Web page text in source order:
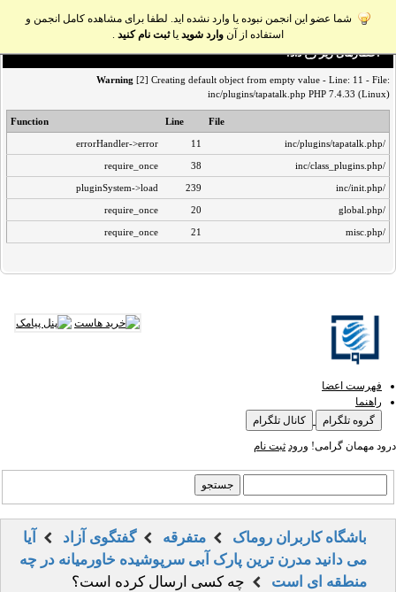
شما عضو این انجمن نبوده یا وارد نشده اید. لطفا برای مشاهده کامل انجمن و
استفاده از آن وارد شوید یاثبت نام کنید .
اخطار‌های زیر رخ داد:
Warning [2] Creating default object from empty value - Line: 11 - File:
inc/plugins/tapatalk.php PHP 7.4.33 (Linux)
File
Line
Function
/inc/plugins/tapatalk.php
11
errorHandler->error
/inc/class_plugins.php
38
require_once
/inc/init.php
239
pluginSystem->load
/global.php
20
require_once
/misc.php
21
require_once
فهرست اعضا
راهنما
گروه تلگرام
کانال تلگرام
درود مهمان گرامی! ورود ثبت نام
باشگاه کاربران روماک متفرقه گفتگوی آزاد
آیا
می دانید مدرن ترین پارک آبی سرپوشیده خاورمیانه در چه
منطقه ای است
چه کسی ارسال کرده است؟